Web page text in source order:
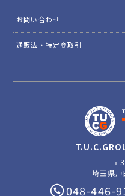
お問い合わせ
通販法・特定商取引
〒
埼玉県
048-446-